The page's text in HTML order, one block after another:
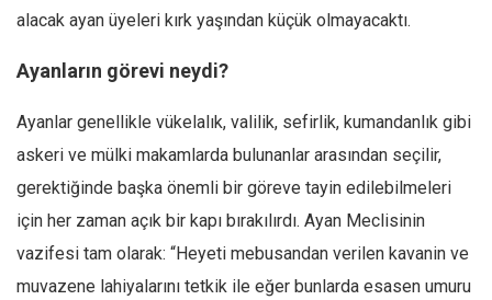
Yvonne Ridley
Ömer Kayani
Yusuf Armağan
Hasanali Yıldırım
Leyla Şerif Emin
Selçuk Türkyılmaz
alacak ayan üyeleri kırk yaşından küçük olmayacaktı.
Ayanların görevi neydi?
Ayanlar genellikle vükelalık, valilik, sefirlik, kumandanlık gibi
askeri ve mülki makamlarda bulunanlar arasından seçilir,
gerektiğinde başka önemli bir göreve tayin edilebilmeleri
için her zaman açık bir kapı bırakılırdı. Ayan Meclisinin
vazifesi tam olarak: “Heyeti mebusandan verilen kavanin ve
muvazene lahiyalarını tetkik ile eğer bunlarda esasen umuru